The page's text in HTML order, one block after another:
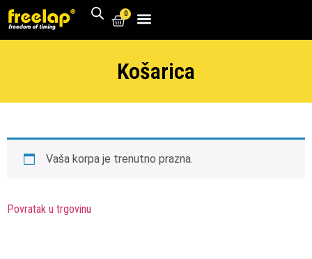
0
Košarica
Vaša korpa je trenutno prazna.
Povratak u trgovinu